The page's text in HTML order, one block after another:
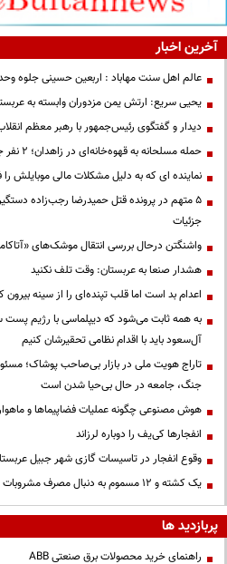
آخرین اخبار
عالم اهل سنت مهاباد : اربعین حسینی جلوه
یحیی سریع: ارتش یمن مزدوران وابسته به
دیدار و گفتگوی رئیس‌جمهور با رهبر معظم
حمله مسلحانه به قهوه‌خانه‌ای در زاهدان؛ ۲ نفر جان باختند
نماینده ای که به دلیل مشکلات مالی موبایلش
۵ متهم در پرونده قتل حمیدرضا رجب‌زاده
جزئیات
واشنگتن درحال بررسی انتقال موشک‌های
هشدار صنعا به عربستان: وقت تلف نکنید
اعدام بد است اما قلب تپنده‌ای را از سینه
به همه ثابت می‌شود که دیپلماسی با رژیم پست
آل‌سعود باید با اقدام نظامی تحقیرشان کنیم
تاراج هویت ملی در بازار بی‌صاحب پوشاک؛
جنگ، جامعه در حال بی‌حیا شدن است
هوش مصنوعی چگونه عملیات فضاپیماها و
انفجارها کی‌یف را دوباره لرزاند
وقوع انفجار در تاسیسات گازی شهر جبیل
یک کشته و ۱۲ مسموم به دنبال مصرف مشروبات الکلی در نیشابور
پربازدید ها
راهنمای خرید محصولات برق صنعتی ABB